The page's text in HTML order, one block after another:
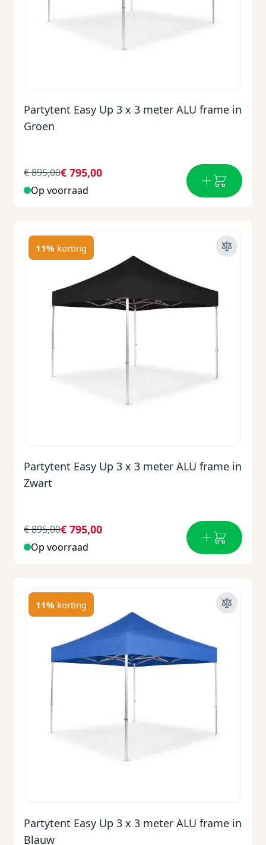
Partytent Easy Up 3 x 3 meter ALU frame in
Groen
€ 795,00
€ 895,00
Op voorraad
11% korting
Partytent Easy Up 3 x 3 meter ALU frame in
Zwart
€ 795,00
€ 895,00
Op voorraad
11% korting
Partytent Easy Up 3 x 3 meter ALU frame in
Blauw